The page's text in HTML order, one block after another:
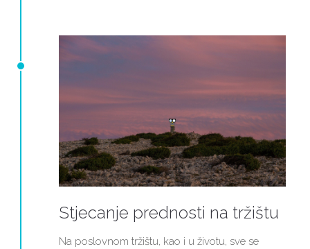
Stjecanje prednosti na tržištu
Na poslovnom tržištu, kao i u životu, sve se